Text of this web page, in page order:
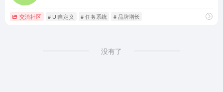
交流社区 # UI自定义 # 任务系统 # 品牌增长
没有了